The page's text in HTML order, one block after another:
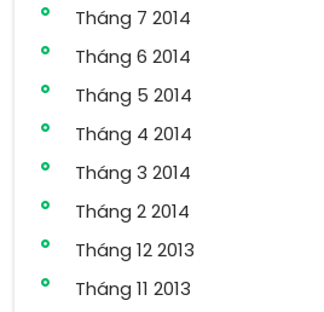
Tháng 7 2014
Tháng 6 2014
Tháng 5 2014
Tháng 4 2014
Tháng 3 2014
Tháng 2 2014
Tháng 12 2013
Tháng 11 2013